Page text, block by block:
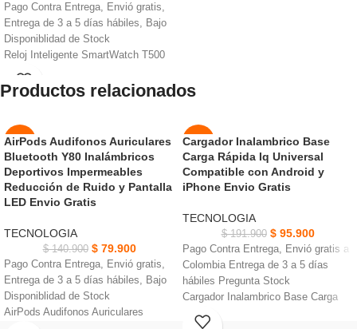
Pago Contra Entrega, Envió gratis,
Entrega de 3 a 5 días hábiles, Bajo
Disponiblidad de Stock
Reloj Inteligente SmartWatch T500
puedes generar y recibir llamadas
sin utilizar tu Celular
monitor de sueño profundo
Pantalla táctil colorida de 1,54
pulgadas; resolución Versión de
Bluetooth: 4.0 fácil conexión
Cuenta con diferentes modos de
runnnig, entre otros modos
Productos relacionados
-43%
AGOT
ADO
NUEVO
AirPods Audifonos Auriculares
Bluetooth Y80 Inalámbricos
Deportivos Impermeables
Reducción de Ruido y Pantalla
LED Envio Gratis
TECNOLOGIA
$140.900 $79.900
Pago Contra Entrega, Envió gratis,
Entrega de 3 a 5 días hábiles, Bajo
Disponiblidad de Stock
AirPods Audifonos Auriculares
-50%
NUEVO
Cargador Inalambrico Base
Carga Rápida Iq Universal
Compatible con Android y
iPhone Envio Gratis
TECNOLOGIA
$191.900 $95.900
Pago Contra Entrega, Envió gratis a
Colombia Entrega de 3 a 5 días
hábiles Pregunta Stock
Cargador Inalambrico Base Carga
Rápida Iq •5W carga estándar para